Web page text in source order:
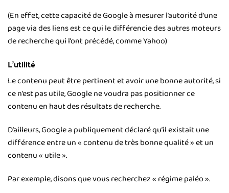
(En effet, cette capacité de Google à mesurer l’autorité d’une
page via des liens est ce qui le différencie des autres moteurs
de recherche qui l’ont précédé, comme Yahoo)
L’utilité
Le contenu peut être pertinent et avoir une bonne autorité, si
ce n’est pas utile, Google ne voudra pas positionner ce
contenu en haut des résultats de recherche.
D’ailleurs, Google a publiquement déclaré qu’il existait une
différence entre un « contenu de très bonne qualité » et un
contenu « utile ».
Par exemple, disons que vous recherchez « régime paléo ».